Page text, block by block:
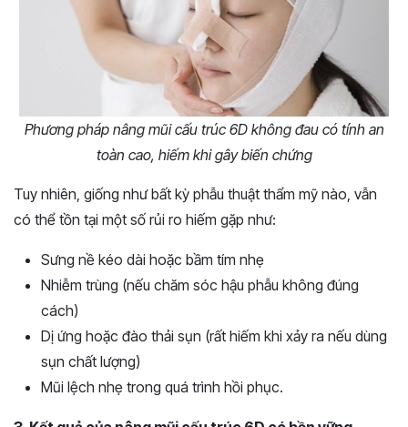
Phương pháp nâng mũi cấu trúc 6D không đau có tính an
toàn cao, hiếm khi gây biến chứng
Tuy nhiên, giống như bất kỳ phẫu thuật thẩm mỹ nào, vẫn
có thể tồn tại một số rủi ro hiếm gặp như:
Sưng nề kéo dài hoặc bầm tím nhẹ
Nhiễm trùng (nếu chăm sóc hậu phẫu không đúng
cách)
Dị ứng hoặc đào thải sụn (rất hiếm khi xảy ra nếu dùng
sụn chất lượng)
Mũi lệch nhẹ trong quá trình hồi phục.